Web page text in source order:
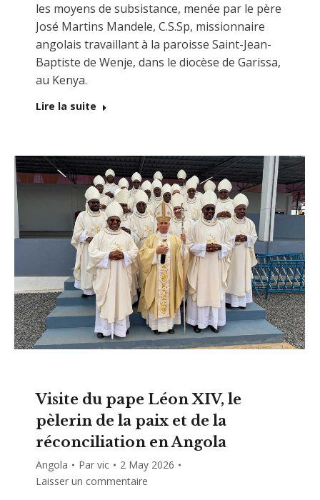
les moyens de subsistance, menée par le père
José Martins Mandele, C.S.Sp, missionnaire
angolais travaillant à la paroisse Saint-Jean-
Baptiste de Wenje, dans le diocèse de Garissa,
au Kenya.
Lire la suite
Visite du pape Léon XIV, le
pèlerin de la paix et de la
réconciliation en Angola
Angola Par vic
2 May 2026
Laisser un commentaire